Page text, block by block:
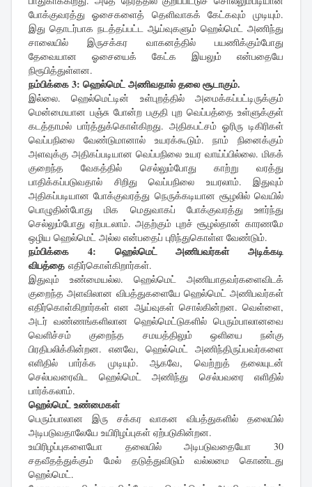
போக்குவரத்து ஓசைகளைத் தெளிவாகக் கேட்கவும் முடியும்.
இது தொடர்பாக நடத்தப்பட்ட ஆய்வுகளும் ஹெல்மெட் அணிந்து
சாலையில் இருசக்கர வாகனத்தில் பயணிக்கும்போது
தேவையான ஓசையைக் கேட்க இயலும் என்பதையே
நிரூபித்துள்ளன.
நம்பிக்கை 3: ஹெல்மெட் அணிவதால் தலை சூடாகும்.
இல்லை. ஹெல்மெட்டின் உள்புறத்தில் அமைக்கப்பட்டிருக்கும்
மென்மையான பஞ்சு போன்ற பகுதி புற வெப்பத்தை உள்ளுக்குள்
கடத்தாமல் பார்த்துக்கொள்கிறது. அதிகபட்சம் ஓரிரு டிகிரிகள்
வெப்பநிலை வேண்டுமானால் உயரக்கூடும். நாம் நினைக்கும்
அளவுக்கு அதிகப்படியான வெப்பநிலை உயர வாய்ப்பில்லை. மிகக்
குறைந்த வேகத்தில் செல்லும்போது காற்று வரத்து
பாதிக்கப்படுவதால் சிறிது வெப்பநிலை உயரலாம். இதுவும்
அதிகப்படியான போக்குவரத்து நெருக்கடியான சூழலில் வெயில்
பொழுதின்போது மிக மெதுவாகப் போக்குவரத்து ஊர்ந்து
செல்லும்போது ஏற்படலாம். அதற்கும் புறச் சூழல்தான் காரணமே
ஒழிய ஹெல்மெட் அல்ல என்பதைப் புரிந்துகொள்ள வேண்டும்.
நம்பிக்கை 4: ஹெல்மெட் அணிபவர்கள் அடிக்கடி
விபத்தை எதிர்கொள்கிறார்கள்.
இதுவும் உண்மையல்ல. ஹெல்மெட் அணியாதவர்களைவிடக்
குறைந்த அளவிலான விபத்துகளையே ஹெல்மெட் அணிபவர்கள்
எதிர்கொள்கிறார்கள் என ஆய்வுகள் சொல்கின்றன. வெள்ளை,
அடர் வண்ணங்களிலான ஹெல்மெட்டுகளில் பெரும்பாலானவை
வெளிச்சம் குறைந்த சமயத்திலும் ஒளியை நன்கு
பிரதிபலிக்கின்றன. எனவே, ஹெல்மெட் அணிந்திருப்பவர்களை
எளிதில் பார்க்க முடியும். ஆகவே, வெற்றுத் தலையுடன்
செல்பவரைவிட ஹெல்மெட் அணிந்து செல்பவரை எளிதில்
பார்க்கலாம்.
ஹெல்மெட் உண்மைகள்
பெரும்பாலான இரு சக்கர வாகன விபத்துகளில் தலையில்
அடிபடுவதாலேயே உயிரிழப்புகள் ஏற்படுகின்றன.
உயிரிழப்புகளையோ தலையில் அடிபடுவதையோ 30
சதவீதத்துக்கும் மேல் தடுத்துவிடும் வல்லமை கொண்டது
ஹெல்மெட்.